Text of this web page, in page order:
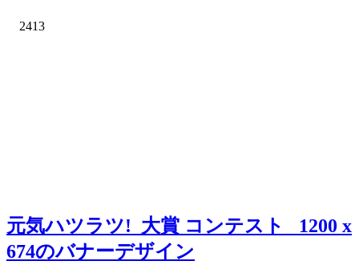
2413
元気ハツラツ!_大賞 コンテスト_ 1200 x
674のバナーデザイン